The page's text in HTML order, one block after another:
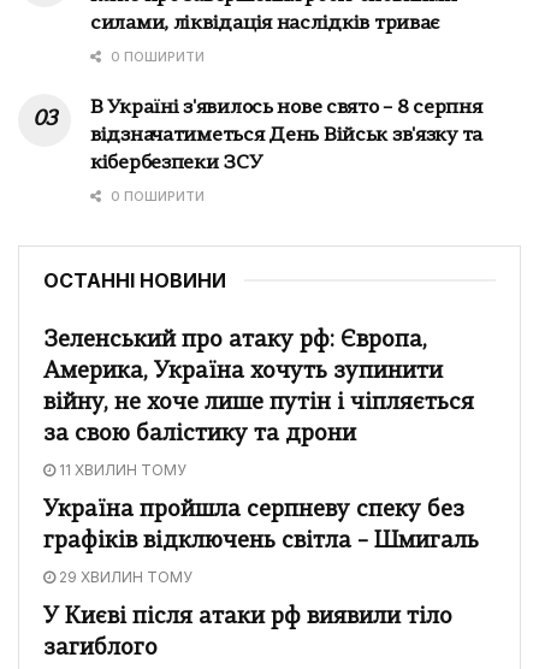
силами, ліквідація наслідків триває
0 ПОШИРИТИ
В Україні з'явилось нове свято – 8 серпня
відзначатиметься День Військ зв'язку та
кібербезпеки ЗСУ
0 ПОШИРИТИ
ОСТАННІ НОВИНИ
Зеленський про атаку рф: Європа,
Америка, Україна хочуть зупинити
війну, не хоче лише путін і чіпляється
за свою балістику та дрони
11 ХВИЛИН ТОМУ
Україна пройшла серпневу спеку без
графіків відключень світла – Шмигаль
29 ХВИЛИН ТОМУ
У Києві після атаки рф виявили тіло
загиблого